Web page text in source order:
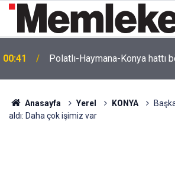
00:41 Polatlı-Haymana-Konya hattı
Anasayfa Yerel KONYA
aldı: Daha çok işimiz var